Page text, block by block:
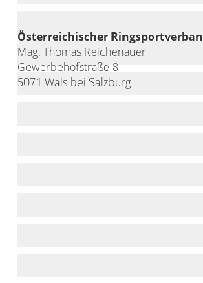
Österreichischer
Mag. Thomas Reichenauer
Gewerbehofstraße 8
5071 Wals bei Salzburg